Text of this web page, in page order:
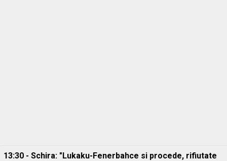
13:30 - Schira: "Lukaku-Fenerbahce si procede, rifiutate